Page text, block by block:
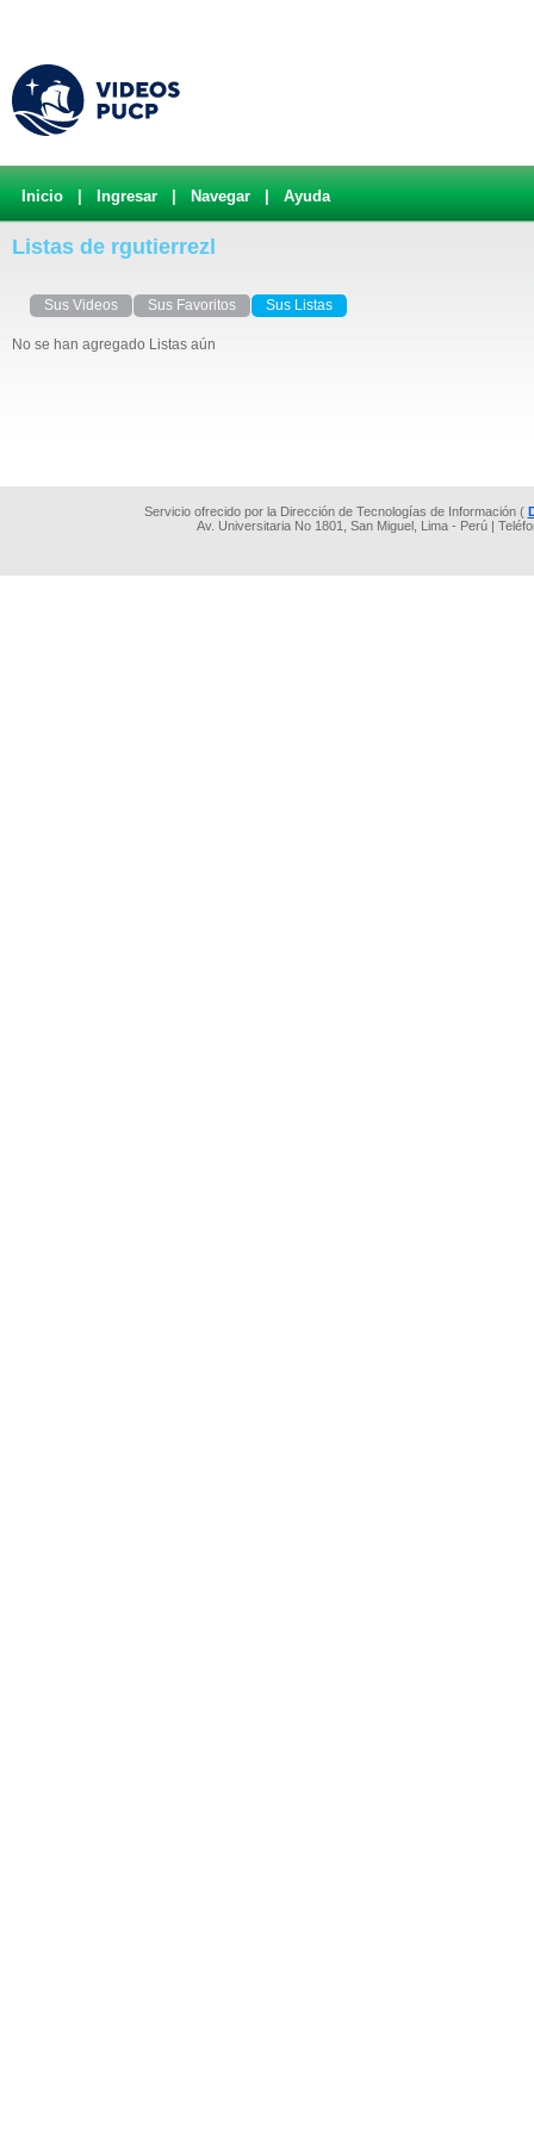
Inicio Ingresar Navegar Ayuda
Listas de rgutierrezl
Sus Videos Sus Favoritos Sus Listas
No se han agregado Listas aún
Servicio ofrecido por la Dirección de Tecnologías de Información (
Av. Universitaria No 1801, San Miguel, Lima - Perú |